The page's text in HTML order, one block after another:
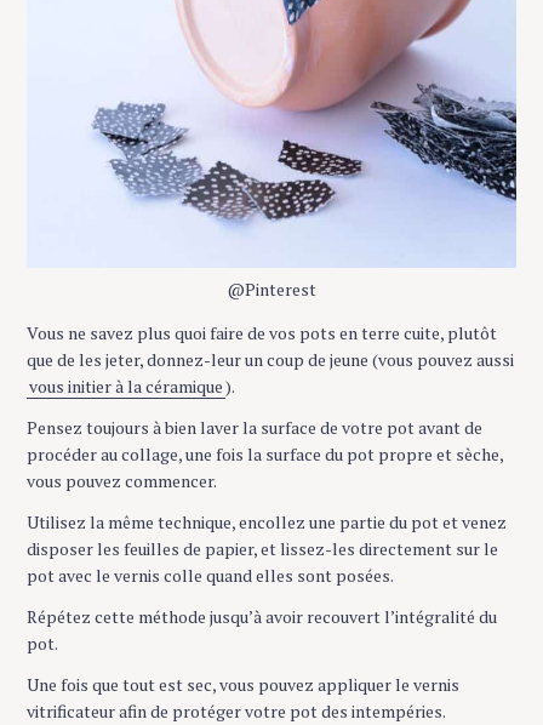
@Pinterest
Vous ne savez plus quoi faire de vos pots en terre cuite, plutôt
que de les jeter, donnez-leur un coup de jeune (vous pouvez aussi
vous initier à la céramique).
Pensez toujours à bien laver la surface de votre pot avant de
procéder au collage, une fois la surface du pot propre et sèche,
vous pouvez commencer.
Utilisez la même technique, encollez une partie du pot et venez
disposer les feuilles de papier, et lissez-les directement sur le
pot avec le vernis colle quand elles sont posées.
Répétez cette méthode jusqu’à avoir recouvert l’intégralité du
pot.
Une fois que tout est sec, vous pouvez appliquer le vernis
vitrificateur afin de protéger votre pot des intempéries.